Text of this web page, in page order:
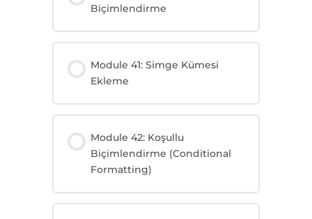
Biçimlendirme
Module 41: Simge Kümesi
Ekleme
Module 42: Koşullu
Biçimlendirme (Conditional
Formatting)